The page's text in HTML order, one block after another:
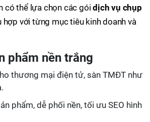
có thể lựa chọn các góidịch vụ chụp
hợp với từng mục tiêu kinh doanh và
phẩm nền trắng
thương mại điện tử, sàn TMĐT như
phẩm, dễ phối nền, tối ưu SEO hình